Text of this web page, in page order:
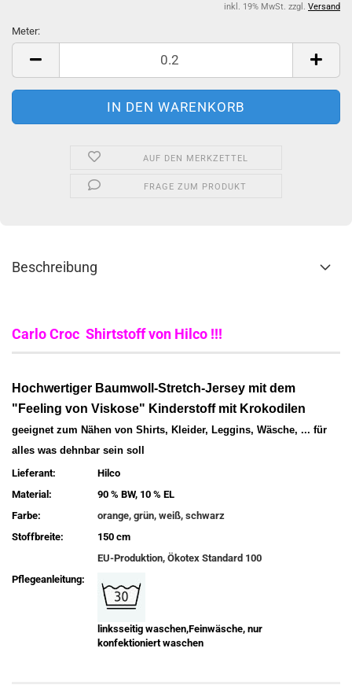
inkl. 19% MwSt. zzgl. Versand
Meter:
Meter
AUF DEN MERKZETTEL
FRAGE ZUM PRODUKT
Beschreibung
Carlo Croc Shirtstoff von Hilco !!!
Hochwertiger Baumwoll-Stretch-Jersey mit dem
"Feeling von Viskose" Kinderstoff mit Krokodilen
geeignet zum Nähen von Shirts, Kleider, Leggins, Wäsche, ... für
alles was dehnbar sein soll
Lieferant:
Hilco
Material:
90 % BW, 10 % EL
Farbe:
orange, grün, weiß, schwarz
Stoffbreite:
150 cm
EU-Produktion, Ökotex Standard 100
Pflegeanleitung:
linksseitig waschen,Feinwäsche, nur
konfektioniert waschen